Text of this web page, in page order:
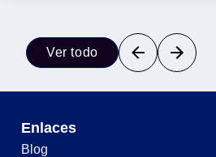
Ver todo
Enlaces
Blog